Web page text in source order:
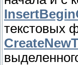
текстовых